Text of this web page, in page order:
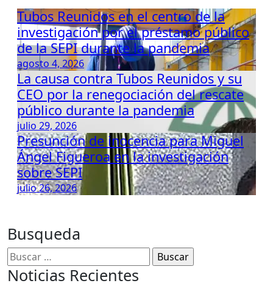
Tubos Reunidos en el centro de la
investigación por el préstamo público
de la SEPI durante la pandemia
agosto 4, 2026
La causa contra Tubos Reunidos y su
CEO por la renegociación del rescate
público durante la pandemia
julio 29, 2026
Presunción de inocencia para Miguel
Ángel Figueroa en la investigación
sobre SEPI
julio 26, 2026
Busqueda
Buscar:
Noticias Recientes